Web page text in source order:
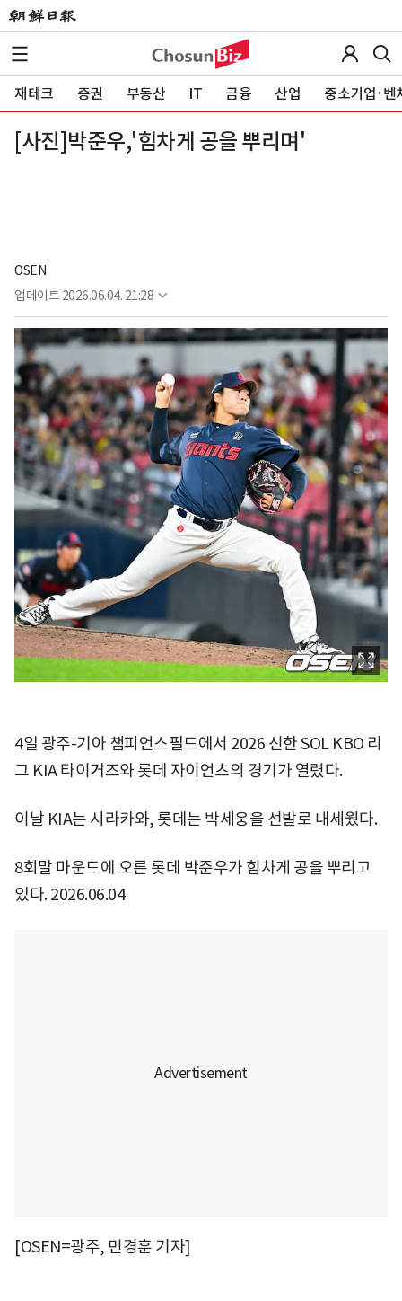
재테크 증권 부동산 IT 금융 산업 중소기업·벤
[사진]박준우,'힘차게 공을 뿌리며'
OSEN
업데이트 2026.06.04. 21:28
4일 광주-기아 챔피언스필드에서 2026 신한 SOL KBO 리
그 KIA 타이거즈와 롯데 자이언츠의 경기가 열렸다.
이날 KIA는 시라카와, 롯데는 박세웅을 선발로 내세웠다.
8회말 마운드에 오른 롯데 박준우가 힘차게 공을 뿌리고
있다. 2026.06.04
[OSEN=광주, 민경훈 기자]